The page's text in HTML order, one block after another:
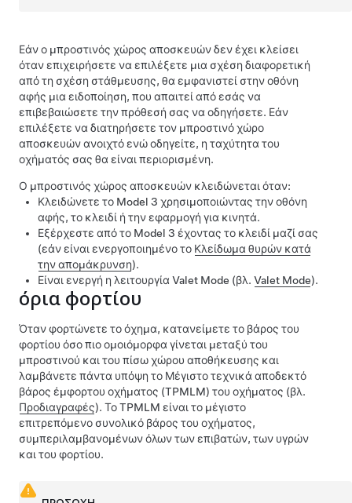
Εάν ο μπροστινός χώρος αποσκευών δεν έχει κλείσει
όταν επιχειρήσετε να επιλέξετε μια σχέση διαφορετική
από τη σχέση στάθμευσης, θα εμφανιστεί στην οθόνη
αφής μια ειδοποίηση, που απαιτεί από εσάς να
επιβεβαιώσετε την πρόθεσή σας να οδηγήσετε. Εάν
επιλέξετε να διατηρήσετε τον μπροστινό χώρο
αποσκευών ανοιχτό ενώ οδηγείτε, η ταχύτητα του
οχήματός σας θα είναι περιορισμένη.
Ο μπροστινός χώρος αποσκευών κλειδώνεται όταν:
Κλειδώνετε το Model 3 χρησιμοποιώντας την οθόνη
αφής, το κλειδί ή την εφαρμογή για κινητά.
Εξέρχεστε από το Model 3 έχοντας το κλειδί μαζί σας
(εάν είναι ενεργοποιημένο το Κλείδωμα θυρών κατά
την απομάκρυνση).
Είναι ενεργή η λειτουργία Valet Mode (βλ. Valet Mode).
όρια φορτίου
Όταν φορτώνετε το όχημα, κατανείμετε το βάρος του
φορτίου όσο πιο ομοιόμορφα γίνεται μεταξύ του
μπροστινού και του πίσω χώρου αποθήκευσης και
λαμβάνετε πάντα υπόψη το Μέγιστο τεχνικά αποδεκτό
βάρος έμφορτου οχήματος (TPMLM) του οχήματος (βλ.
Προδιαγραφές). ΤοTPMLM είναι το μέγιστο
επιτρεπόμενο συνολικό βάρος του οχήματος,
συμπεριλαμβανομένων όλων των επιβατών, των υγρών
και του φορτίου.